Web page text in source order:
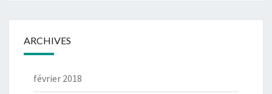
ARCHIVES
février 2018